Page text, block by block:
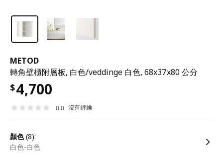
METOD
轉角壁櫃附層板, 白色/veddinge 白色, 68x37x80 公分
$4,700
0.0 沒有評論
顏色(8):
白色-白色